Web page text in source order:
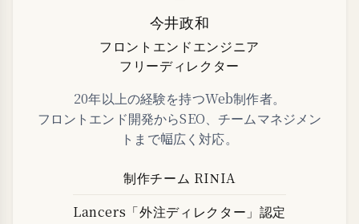
今井政和
フロントエンドエンジニア
フリーディレクター
20年以上の経験を持つWeb制作者。
フロントエンド開発からSEO、チームマネジメン
トまで幅広く対応。
制作チーム RINIA
Lancers「外注ディレクター」認定